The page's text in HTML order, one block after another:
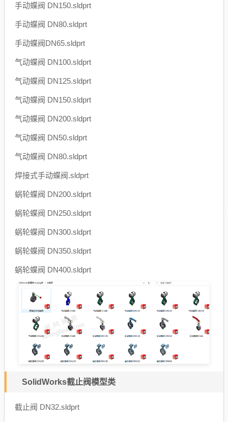
手动蝶阀 DN150.sldprt
手动蝶阀 DN80.sldprt
手动蝶阀DN65.sldprt
气动蝶阀 DN100.sldprt
气动蝶阀 DN125.sldprt
气动蝶阀 DN150.sldprt
气动蝶阀 DN200.sldprt
气动蝶阀 DN50.sldprt
气动蝶阀 DN80.sldprt
焊接式手动蝶阀.sldprt
蜗轮蝶阀 DN200.sldprt
蜗轮蝶阀 DN250.sldprt
蜗轮蝶阀 DN300.sldprt
蜗轮蝶阀 DN350.sldprt
蜗轮蝶阀 DN400.sldprt
SolidWorks截止阀模型类
截止阀 DN32.sldprt